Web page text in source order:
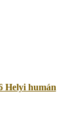
Helyi humán